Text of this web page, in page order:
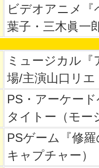
ビデオアニメ『
葉子・三木眞一
ミュージカル
場/主演山口リ
PS・アーケー
タイトー（モー
PSゲーム『修
キャプチャー）